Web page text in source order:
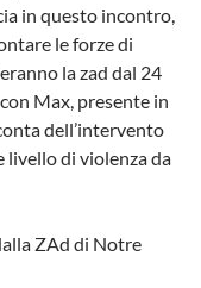
in questo incontro,
le forze di
la zad dal 24
Max, presente in
dell’intervento
livello di violenza da
ZAd di Notre